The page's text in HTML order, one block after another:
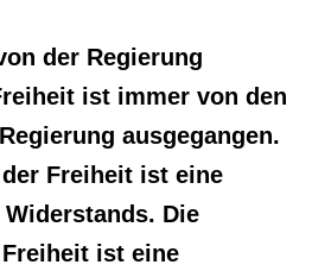
der Regierung
ist immer von den
ausgegangen.
Freiheit ist eine
Die
ist eine